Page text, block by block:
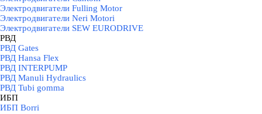
Электродвигатели Fulling Motor
Электродвигатели Neri Motori
Электродвигатели SEW EURODRIVE
РВД
РВД Gates
РВД Hansa Flex
РВД INTERPUMP
РВД Manuli Hydraulics
РВД Tubi gomma
ИБП
ИБП Borri